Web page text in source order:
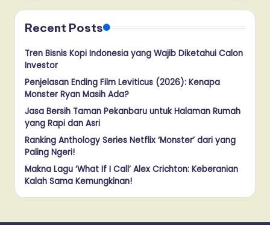
Recent Posts
Tren Bisnis Kopi Indonesia yang Wajib Diketahui Calon
Investor
Penjelasan Ending Film Leviticus (2026): Kenapa
Monster Ryan Masih Ada?
Jasa Bersih Taman Pekanbaru untuk Halaman Rumah
yang Rapi dan Asri
Ranking Anthology Series Netflix ‘Monster’ dari yang
Paling Ngeri!
Makna Lagu ‘What If I Call’ Alex Crichton: Keberanian
Kalah Sama Kemungkinan!